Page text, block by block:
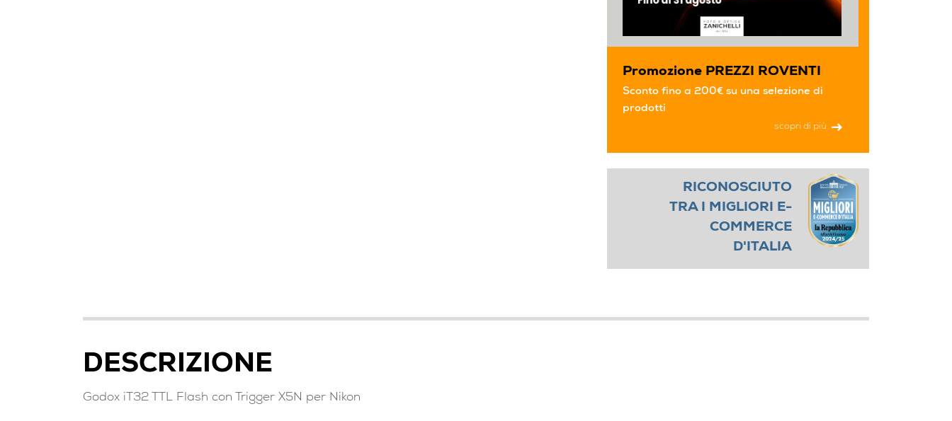
Promozione PREZZI ROVENTI
Sconto fino a 200€ su una selezione di
prodotti
scopri di più
RICONOSCIUTO
TRA I MIGLIORI E-
COMMERCE
D'ITALIA
DESCRIZIONE
Godox iT32 TTL Flash con Trigger X5N per Nikon